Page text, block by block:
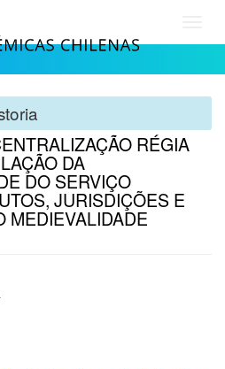
RÉGIA
DA
DO SERVIÇO
JURISDIÇÕES E
MEDIEVALIDADE